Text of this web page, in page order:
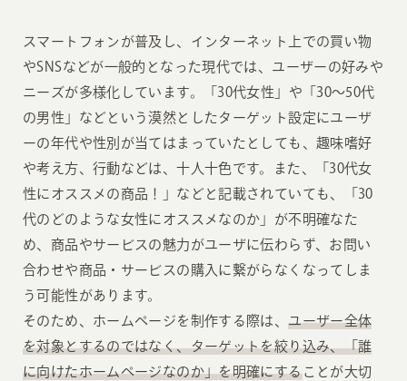
スマートフォンが普及し、インターネット上での買い物
やSNSなどが一般的となった現代では、ユーザーの好みや
ニーズが多様化しています。「30代女性」や「30〜50代
の男性」などという漠然としたターゲット設定にユーザ
ーの年代や性別が当てはまっていたとしても、趣味嗜好
や考え方、行動などは、十人十色です。また、「30代女
性にオススメの商品！」などと記載されていても、「30
代のどのような女性にオススメなのか」が不明確なた
め、商品やサービスの魅力がユーザに伝わらず、お問い
合わせや商品・サービスの購入に繋がらなくなってしま
う可能性があります。
そのため、ホームページを制作する際は、ユーザー全体
を対象とするのではなく、ターゲットを絞り込み、「誰
に向けたホームページなのか」を明確にすることが大切